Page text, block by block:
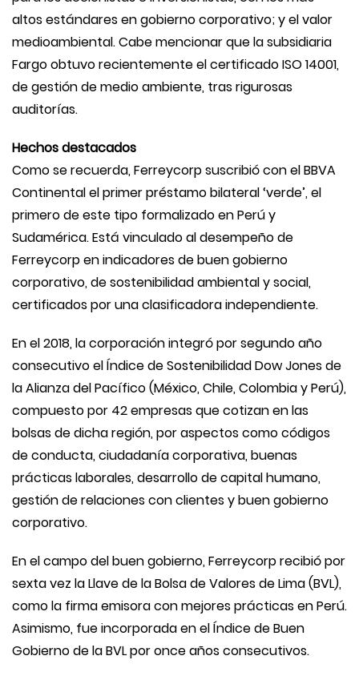
altos estándares en gobierno corporativo; y el valor
medioambiental. Cabe mencionar que la subsidiaria
Fargo obtuvo recientemente el certificado ISO 14001,
de gestión de medio ambiente, tras rigurosas
auditorías.
Hechos destacados
Como se recuerda, Ferreycorp suscribió con el BBVA
Continental el primer préstamo bilateral ‘verde’, el
primero de este tipo formalizado en Perú y
Sudamérica. Está vinculado al desempeño de
Ferreycorp en indicadores de buen gobierno
corporativo, de sostenibilidad ambiental y social,
certificados por una clasificadora independiente.
En el 2018, la corporación integró por segundo año
consecutivo el Índice de Sostenibilidad Dow Jones de
la Alianza del Pacífico (México, Chile, Colombia y Perú),
compuesto por 42 empresas que cotizan en las
bolsas de dicha región, por aspectos como códigos
de conducta, ciudadanía corporativa, buenas
prácticas laborales, desarrollo de capital humano,
gestión de relaciones con clientes y buen gobierno
corporativo.
En el campo del buen gobierno, Ferreycorp recibió por
sexta vez la Llave de la Bolsa de Valores de Lima (BVL),
como la firma emisora con mejores prácticas en Perú.
Asimismo, fue incorporada en el Índice de Buen
Gobierno de la BVL por once años consecutivos.